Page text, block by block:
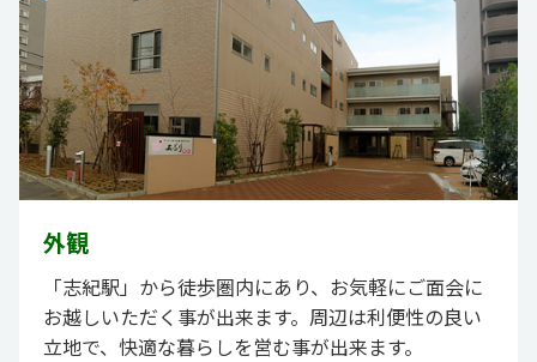
外観
「志紀駅」から徒歩圏内にあり、お気軽にご面会に
お越しいただく事が出来ます。周辺は利便性の良い
立地で、快適な暮らしを営む事が出来ます。